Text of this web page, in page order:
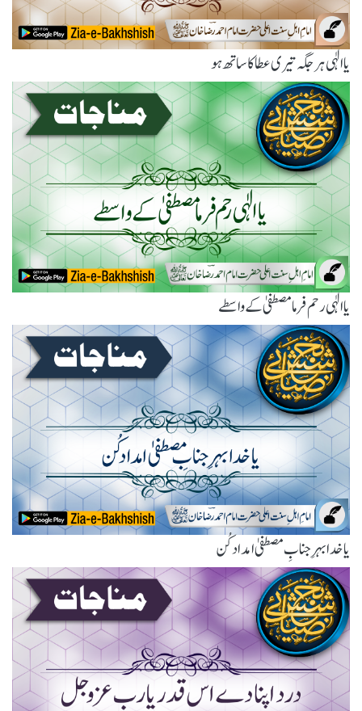
یاالٰہی ہر جگہ تیری عطا کا ساتھ ہو
یاالٰہی رحم فرما مصطفیٰ کے واسطے
یا خدا بہرِ جنابِ مصطفیٰ امداد کُن